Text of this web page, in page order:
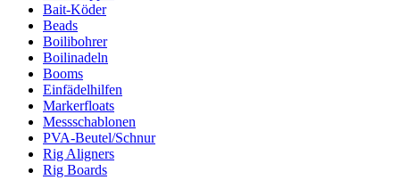
Bait-Köder
Beads
Boilibohrer
Boilinadeln
Booms
Einfädelhilfen
Markerfloats
Messschablonen
PVA-Beutel/Schnur
Rig Aligners
Rig Boards